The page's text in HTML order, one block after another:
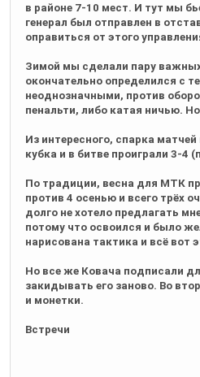
в районе 7-10 мест. И тут мы
генерал был отправлен в
оправиться от этого
Зимой мы сделали пару
окончательно определился с
неоднозначными, против
пенальти, либо катая ничью.
Из интересного, спарка
кубка и в битве проиграли 3-4
По традиции, весна для МТК
против 4 осенью и всего трёх
долго не хотело предлагать
потому что освоился и было
нарисована тактика и всё вот
Но все же Ковача подписали
закидывать его заново. Во
и монетки.
Встречи